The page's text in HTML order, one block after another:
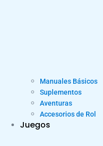
Manuales Básicos
Suplementos
Aventuras
Accesorios de Rol
Juegos